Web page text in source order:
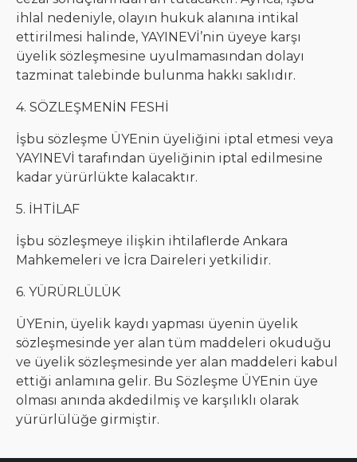
ihlal nedeniyle, olayın hukuk alanına intikal
ettirilmesi halinde, YAYINEVİ’nin üyeye karşı
üyelik sözleşmesine uyulmamasından dolayı
tazminat talebinde bulunma hakkı saklıdır.
4. SÖZLEŞMENİN FESHİ
İşbu sözleşme ÜYEnin üyeliğini iptal etmesi veya
YAYINEVİ tarafından üyeliğinin iptal edilmesine
kadar yürürlükte kalacaktır.
5. İHTİLAF
İşbu sözleşmeye ilişkin ihtilaflerde Ankara
Mahkemeleri ve İcra Daireleri yetkilidir.
6. YÜRÜRLÜLÜK
ÜYEnin, üyelik kaydı yapması üyenin üyelik
sözleşmesinde yer alan tüm maddeleri okuduğu
ve üyelik sözleşmesinde yer alan maddeleri kabul
ettiği anlamına gelir. Bu Sözleşme ÜYEnin üye
olması anında akdedilmiş ve karşılıklı olarak
yürürlülüğe girmiştir.